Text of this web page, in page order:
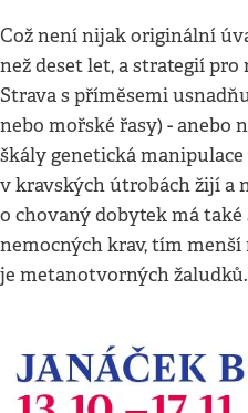
Což není nijak originální
než deset let, a strategií
Strava s příměsemi
nebo mořské řasy) - anebo
škály genetická
v kravských útrobách žijí a
o chovaný dobytek má
nemocných krav, tím
je metanotvorných žaludků.